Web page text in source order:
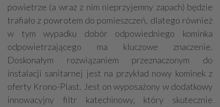
powietrze (a wraz z nim nieprzyjemny zapach) będzie
trafiało z powrotem do pomieszczeń, dlatego również
w tym wypadku dobór odpowiedniego kominka
odpowietrzającego ma kluczowe znaczenie.
Doskonałym rozwiązaniem przeznaczonym do
instalacji sanitarnej jest na przykład nowy kominek z
oferty Krono-Plast. Jest on wyposażony w dodatkowy
innowacyjny filtr katechinowy, który skutecznie